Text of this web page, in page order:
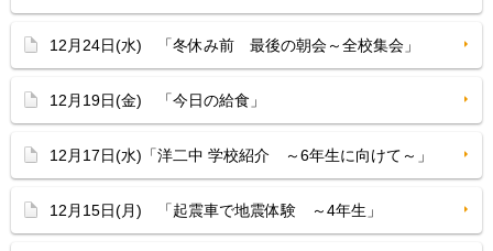
12月24日(水) 「冬休み前 最後の朝会～全校集会」
12月19日(金) 「今日の給食」
12月17日(水)「洋二中 学校紹介 ～6年生に向けて～」
12月15日(月) 「起震車で地震体験 ～4年生」